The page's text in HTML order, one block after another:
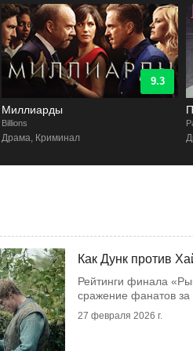
9.3
Миллиарды
Billions
Драма, Криминал
Как Дунк против
Рейтинги финала
сражение фанатов
27 февраля 2026 г.